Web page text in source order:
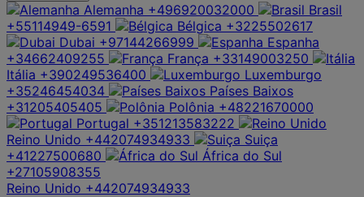
Alemanha +496920032000
Brasil
+55114949-6591
Bélgica +3225502617
Dubai +97144266999
Espanha
+34662409255
França +33149003250
Itália +390249536400
Luxemburgo
+35246454034
Países Baixos
+31205405405
Polônia +48221670000
Portugal +351213583222
Reino Unido +442074934933
Suiça
+41227500680
África do Sul
+27105908355
Reino Unido +442074934933